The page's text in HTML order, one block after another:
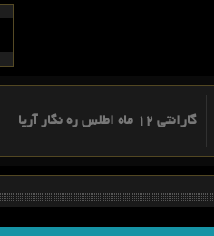
گارانتی 12 ماه اطلس ره نگار آریا